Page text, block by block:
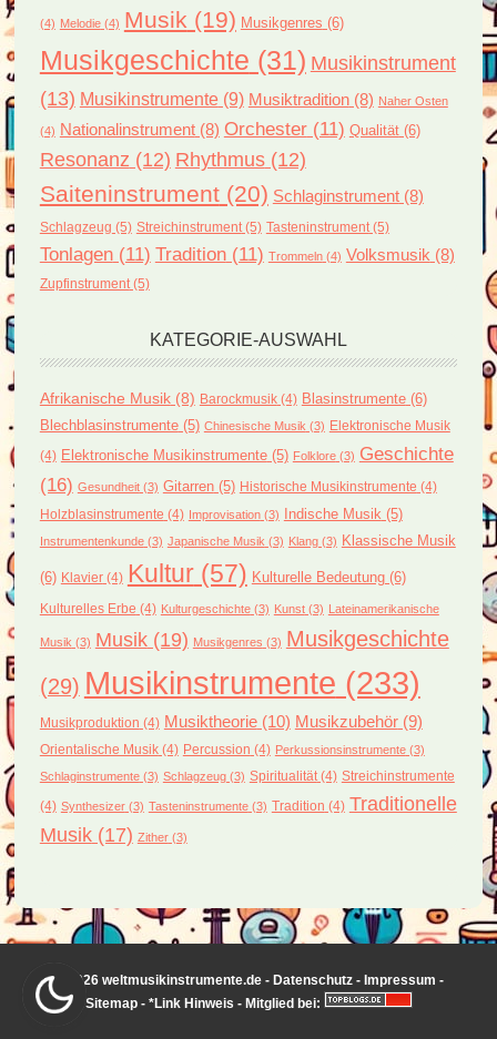
(4) Melodie(4) Musik (19) Musikgenres (6)
Musikgeschichte (31) Musikinstrument
(13) Musikinstrumente(9) Musiktradition(8) Naher Osten
(4) Nationalinstrument(8) Orchester(11) Qualität(6)
Resonanz (12) Rhythmus(12)
Saiteninstrument(20) Schlaginstrument(8)
Schlagzeug (5) Streichinstrument(5) Tasteninstrument(5)
Tonlagen(11) Tradition(11) Trommeln(4) Volksmusik(8)
Zupfinstrument(5)
KATEGORIE-AUSWAHL
Afrikanische Musik(8) Barockmusik(4) Blasinstrumente(6)
Blechblasinstrumente(5) Chinesische Musik(3) Elektronische Musik
(4) Elektronische Musikinstrumente(5) Folklore(3) Geschichte
(16) Gesundheit(3) Gitarren(5) Historische Musikinstrumente (4)
Holzblasinstrumente (4) Improvisation(3) Indische Musik(5)
Instrumentenkunde(3) Japanische Musik(3) Klang(3) Klassische Musik
(6) Klavier(4) Kultur(57) Kulturelle Bedeutung(6)
Kulturelles Erbe (4) Kulturgeschichte(3) Kunst(3) Lateinamerikanische
Musik(3) Musik(19) Musikgenres (3) Musikgeschichte
(29) Musikinstrumente (233)
Musikproduktion (4) Musiktheorie(10) Musikzubehör(9)
Orientalische Musik(4) Percussion (4) Perkussionsinstrumente(3)
Schlaginstrumente(3) Schlagzeug(3) Spiritualität(4) Streichinstrumente
(4) Synthesizer(3) Tasteninstrumente(3) Tradition (4) Traditionelle
Musik(17) Zither(3)
© 2026 weltmusikinstrumente.de - Datenschutz- Impressum -
Sitemap- *Link Hinweis - Mitglied bei: